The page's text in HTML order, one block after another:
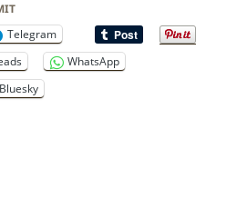
Telegram
WhatsApp
Bluesky